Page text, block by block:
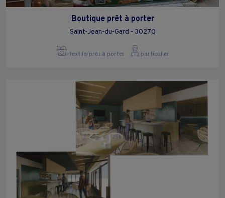
Boutique prêt à porter
Saint-Jean-du-Gard - 30270
Textile/prêt à porter particulier